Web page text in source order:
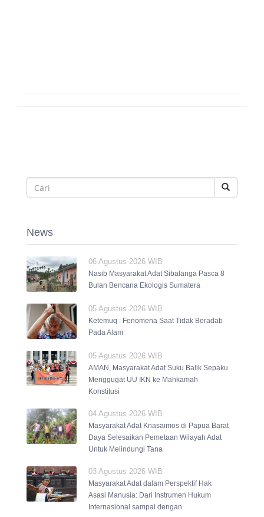
News
06 Agustus 2026 WIB
Nasib Masyarakat Adat Sibalanga Pasca 8
Bulan Bencana Ekologis Sumatera
05 Agustus 2026 WIB
Ketemuq : Fenomena Saat Tidak Beradab
Pada Alam
05 Agustus 2026 WIB
AMAN, Masyarakat Adat Suku Balik Sepaku
Menggugat UU IKN ke Mahkamah
Konstitusi
04 Agustus 2026 WIB
Masyarakat Adat Knasaimos di Papua Barat
Daya Selesaikan Pemetaan Wilayah Adat
Untuk Melindungi Tana
03 Agustus 2026 WIB
Masyarakat Adat dalam Perspektif Hak
Asasi Manusia: Dari Instrumen Hukum
Internasional sampai dengan